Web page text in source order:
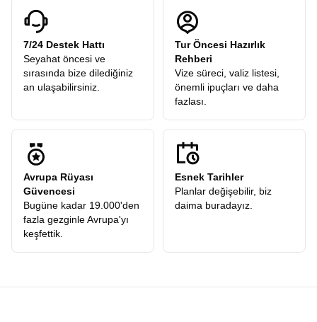
içinde nefes nefese kalırsınız ne de boş zamanla sıkılırsınız. Her
gününüz dolu dolu, her anınız planlı ama bir o kadar da esnek
geçer. Bu 7 gün, size 7 yıl anlatacağınız anılar biriktirme garantisi
verir. Kahire’nin gece hayatından Asvan’ın dinginliğine kadar
geniş bir yelpaze bu bir haftaya sığdırılmıştır.
İstanbul Çıkışlı Kahire-Luksor-Hurgada Turu
Seyahatin başlangıç noktası da en az varış noktası kadar
önemlidir. Ulaşım kolaylığı ve konforu, turun genel memnuniyetini
etkiler. Bu nedenleİstanbul çıkışlı Kahire-Luksor-Hurgada
prestijli firmaların tarifeli seferleriyle gerçekleşir. İstanbul
Havalimanı’nda buluştuğumuz andan itibaren, profesyonel
ekibimizin güvencesi altındasınızdır. Uçak saatleri, transferler ve
şehirlerarası geçişler, yorgunluğu minimize edecek şekilde
ayarlanır. Kahire’ye inip o büyüleyici atmosferi soluduğunuzda,
arkanızda İstanbul’un griliğini bırakmış, önünüzde güneşin
ülkesinin altın sarısı vadilerini bulmuş olursunuz.
Nil Tekne Gezisi Dahil Mısır Turu
7/24 Destek Hattı
Seyahat öncesi ve
sırasında bize dilediğiniz
an ulaşabilirsiniz.
Tur Öncesi Hazırlık
Rehberi
Vize süreci, valiz listesi,
önemli ipuçları ve daha
fazlası.
Avrupa Rüyası
Güvencesi
Bugüne kadar 19.000'den
fazla gezginle Avrupa'yı
keşfettik.
Esnek Tarihler
Planlar değişebilir, biz
daima buradayız.